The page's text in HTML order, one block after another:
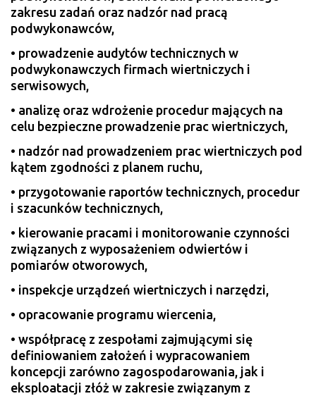
zakresu zadań oraz nadzór nad pracą
podwykonawców,
• prowadzenie audytów technicznych w
podwykonawczych firmach wiertniczych i
serwisowych,
• analizę oraz wdrożenie procedur mających na
celu bezpieczne prowadzenie prac wiertniczych,
• nadzór nad prowadzeniem prac wiertniczych pod
kątem zgodności z planem ruchu,
• przygotowanie raportów technicznych, procedur
i szacunków technicznych,
• kierowanie pracami i monitorowanie czynności
związanych z wyposażeniem odwiertów i
pomiarów otworowych,
• inspekcje urządzeń wiertniczych i narzędzi,
• opracowanie programu wiercenia,
• współpracę z zespołami zajmującymi się
definiowaniem założeń i wypracowaniem
koncepcji zarówno zagospodarowania, jak i
eksploatacji złóż w zakresie związanym z